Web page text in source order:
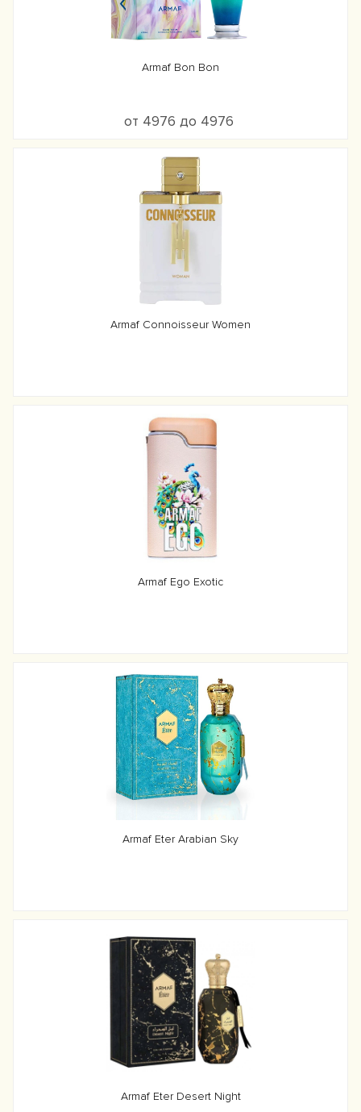
Armaf Bon Bon
от 4976 до 4976
Armaf Connoisseur Women
Armaf Ego Exotic
Armaf Eter Arabian Sky
Armaf Eter Desert Night